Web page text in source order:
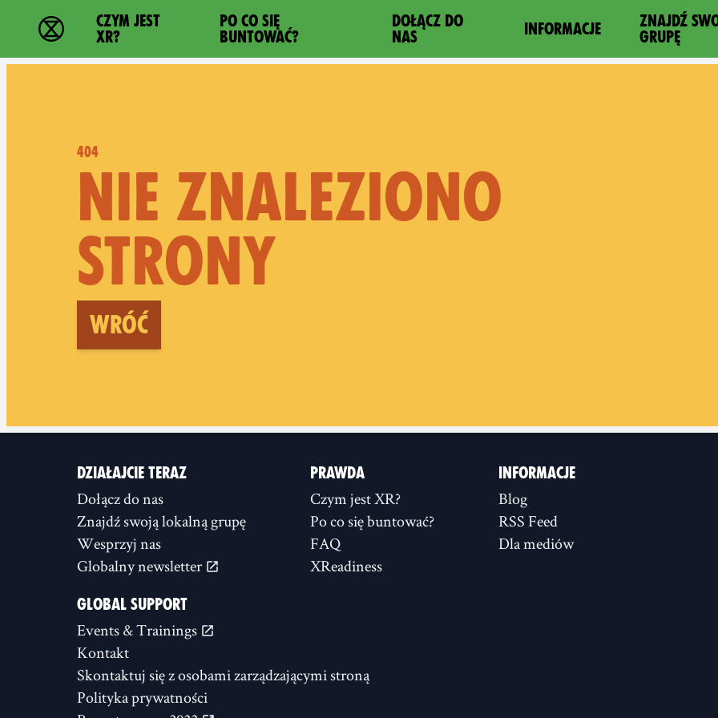
Extinction Rebellion - Home
CZYM JEST
XR?
PO CO SIĘ
BUNTOWAĆ?
DOŁĄCZ DO
NAS
INFORMACJE
ZNAJDŹ
GRUPĘ
404
NIE ZNALEZIONO
STRONY
Wróć
DZIAŁAJCIE TERAZ
Dołącz do nas
Znajdź swoją lokalną grupę
Wesprzyj nas
Globalny newsletter
PRAWDA
Czym jest XR?
Po co się buntować?
FAQ
XReadiness
INFORMACJE
Blog
RSS Feed
Dla mediów
GLOBAL SUPPORT
Events & Trainings
Kontakt
Skontaktuj się z osobami zarządzającymi stroną
Polityka prywatności